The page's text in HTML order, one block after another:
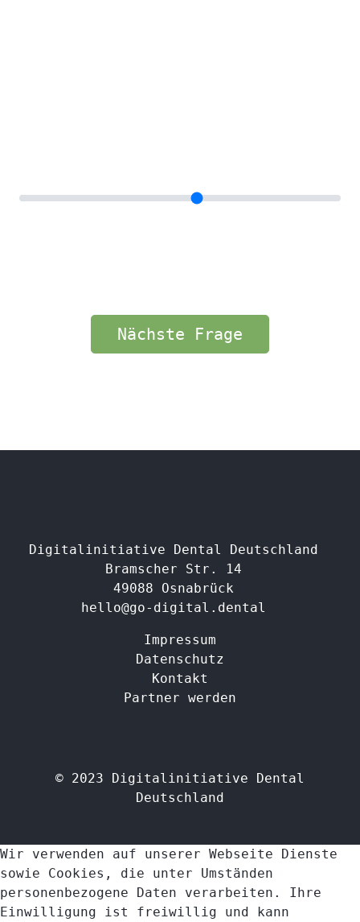
Nächste Frage
Digitalinitiative Dental Deutschland
Bramscher Str. 14
49088 Osnabrück
hello@go-digital.dental
Impressum
Datenschutz
Kontakt
Partner werden
© 2023 Digitalinitiative Dental
Deutschland
Wir verwenden auf unserer Webseite Dienste
sowie Cookies, die unter Umständen
personenbezogene Daten verarbeiten. Ihre
Einwilligung ist freiwillig und kann